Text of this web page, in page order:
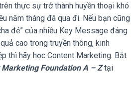
thực sự trở thành huyền thoại khó
năm tháng đã qua đi. Nếu bạn cũng
đẻ” của nhiều Key Message đáng
cao trong truyền thông, kinh
thì hãy học Content Marketing. Bắt
Foundation A – Ztại